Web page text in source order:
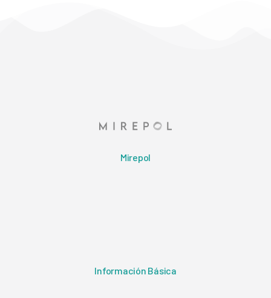
Mirepol
Información Básica